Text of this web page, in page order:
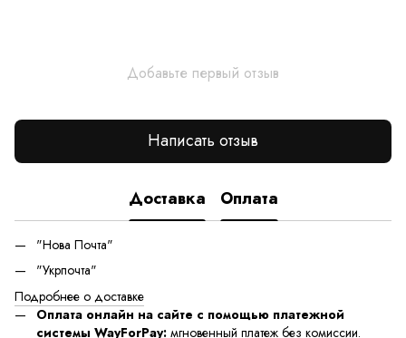
Добавьте первый отзыв
Написать отзыв
Доставка Оплата
"Нова Почта"
"Укрпочта"
Подробнее о доставке
Оплата онлайн на сайте с помощью платежной
системы WayForPay: мгновенный платеж без комиссии.